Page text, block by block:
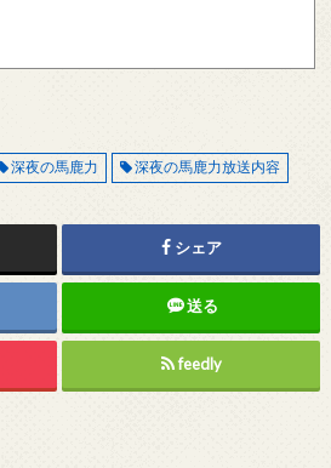
深夜の馬鹿力 深夜の馬鹿力放送内容
シェア
送る
feedly